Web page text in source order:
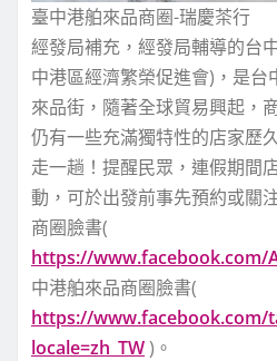
臺中港舶來品商圈-瑞慶茶行
經發局補充，經發局輔導的台
中港區經濟繁榮促進會)，是台
來品街，隨著全球貿易興起，
仍有一些充滿獨特性的店家歷
走一趟！提醒民眾，連假期間
動，可於出發前事先預約或關
商圈臉書(
https://www.facebook.com/
中港舶來品商圈臉書(
https://www.facebook.com/
locale=zh_TW)。